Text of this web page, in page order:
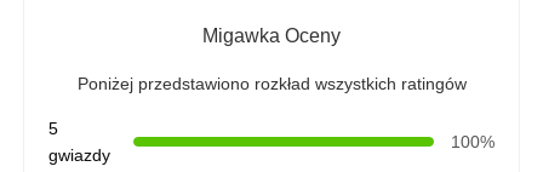
Miernik przepływu
Migawka Oceny
Poniżej przedstawiono rozkład wszystkich ratingów
5
gwiazdy
100%